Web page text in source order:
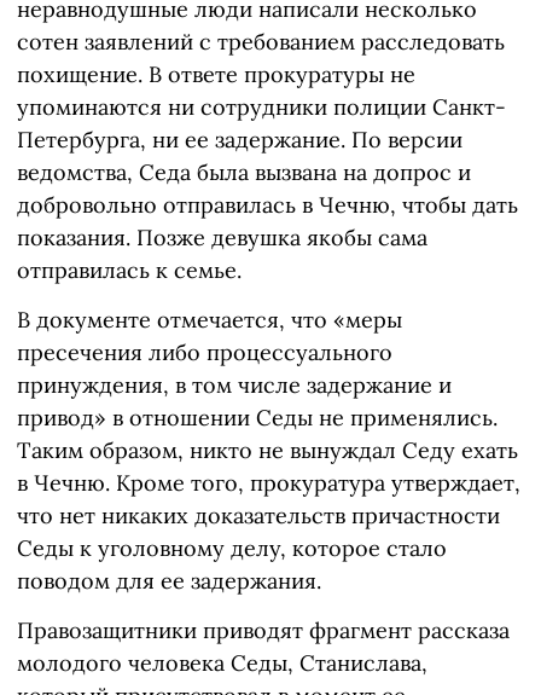
неравнодушные люди написали несколько
сотен заявлений с требованием расследовать
похищение. В ответе прокуратуры не
упоминаются ни сотрудники полиции Санкт-
Петербурга, ни ее задержание. По версии
ведомства, Седа была вызвана на допрос и
добровольно отправилась в Чечню, чтобы дать
показания. Позже девушка якобы сама
отправилась к семье.
В документе отмечается, что «меры
пресечения либо процессуального
принуждения, в том числе задержание и
привод» в отношении Седы не применялись.
Таким образом, никто не вынуждал Седу ехать
в Чечню. Кроме того, прокуратура утверждает,
что нет никаких доказательств причастности
Седы к уголовному делу, которое стало
поводом для ее задержания.
Правозащитники приводят фрагмент рассказа
молодого человека Седы, Станислава,